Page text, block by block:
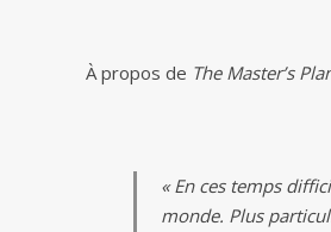
À propos de The Master’s
« En ces temps
monde. Plus